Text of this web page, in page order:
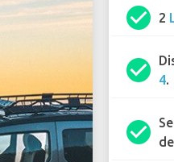
check_circle 2
check_circle
4.
check_circle